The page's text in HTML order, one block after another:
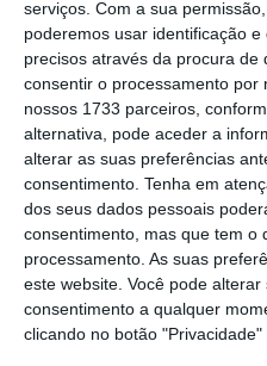
serviços. Com a sua
poderemos usar identificação
precisos através da procura de
consentir o processamento por
nossos 1733 parceiros,
alternativa, pode aceder a
alterar as suas preferências
consentimento. Tenha em
dos seus dados pessoais
consentimento, mas que tem o
processamento. As suas
este website. Você pode
consentimento a qualquer
clicando no botão
“Esta é uma
operação urbanística
necessária para a
de Execução de
um estacionamento
5 de Outubro”, lê-se
disponibilizada pela
A ficha técnica do
informação confirma
abater, a maioria por